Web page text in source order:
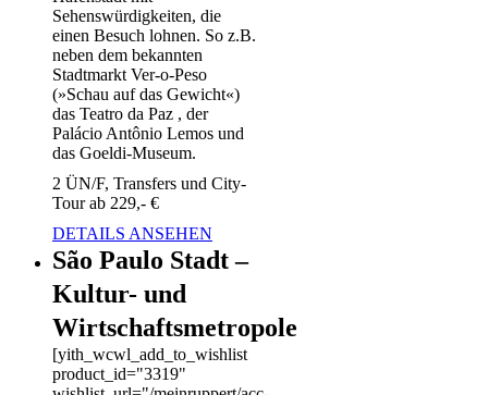
Sehenswürdigkeiten, die
einen Besuch lohnen. So z.B.
neben dem bekannten
Stadtmarkt Ver-o-Peso
(»Schau auf das Gewicht«)
das Teatro da Paz , der
Palácio Antônio Lemos und
das Goeldi-Museum.
2 ÜN/F, Transfers und City-
Tour ab 229,- €
DETAILS ANSEHEN
São Paulo Stadt –
Kultur- und
Wirtschaftsmetropole
[yith_wcwl_add_to_wishlist
product_id="3319"